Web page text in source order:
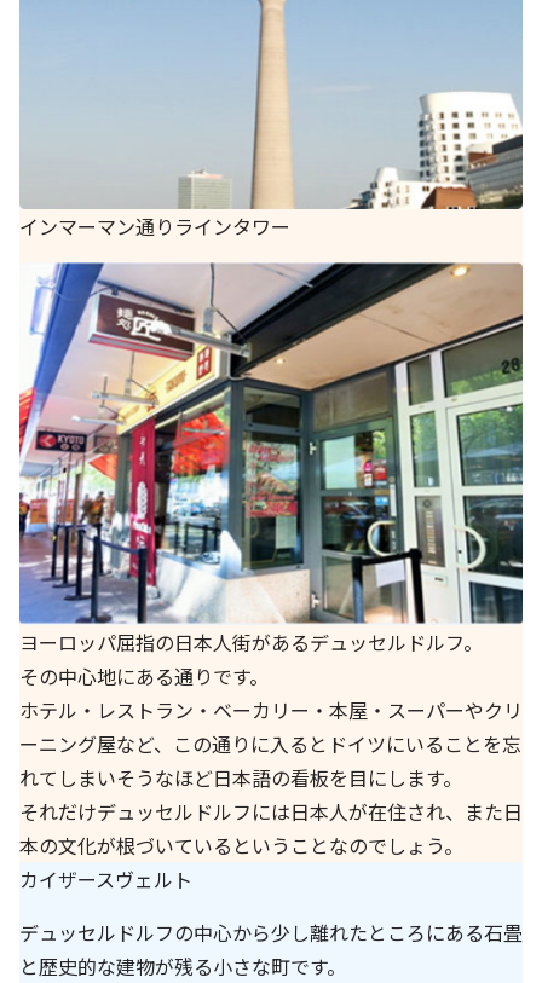
インマーマン通りラインタワー
ヨーロッパ屈指の日本人街があるデュッセルドルフ。
その中心地にある通りです。
ホテル・レストラン・ベーカリー・本屋・スーパーやクリ
ーニング屋など、この通りに入るとドイツにいることを忘
れてしまいそうなほど日本語の看板を目にします。
それだけデュッセルドルフには日本人が在住され、また日
本の文化が根づいているということなのでしょう。
カイザースヴェルト
デュッセルドルフの中心から少し離れたところにある石畳
と歴史的な建物が残る小さな町です。